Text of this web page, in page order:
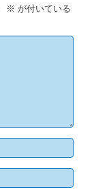
※ が付いている